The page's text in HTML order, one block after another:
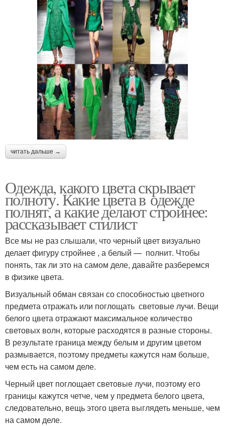
читать дальше →
Одежда, какого цвета скрывает
полноту. Какие цвета в одежде
полнят, а какие делают стройнее:
рассказывает стилист
Все мы не раз слышали, что черный цвет визуально
делает фигуру стройнее , а белый — полнит. Чтобы
понять, так ли это на самом деле, давайте разберемся
в физике цвета.
Визуальный обман связан со способностью цветного
предмета отражать или поглощать световые лучи. Вещи
белого цвета отражают максимальное количество
световых волн, которые расходятся в разные стороны.
В результате граница между белым и другим цветом
размывается, поэтому предметы кажутся нам больше,
чем есть на самом деле.
Черный цвет поглощает световые лучи, поэтому его
границы кажутся четче, чем у предмета белого цвета,
следовательно, вещь этого цвета выглядеть меньше, чем
на самом деле.